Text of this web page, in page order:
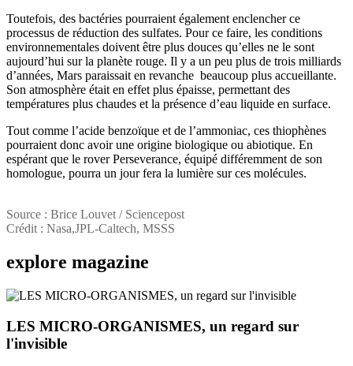
Toutefois, des bactéries pourraient également enclencher ce
processus de réduction des sulfates. Pour ce faire, les conditions
environnementales doivent être plus douces qu’elles ne le sont
aujourd’hui sur la planète rouge. Il y a un peu plus de trois milliards
d’années, Mars paraissait en revanche beaucoup plus accueillante.
Son atmosphère était en effet plus épaisse, permettant des
températures plus chaudes et la présence d’eau liquide en surface.
Tout comme l’acide benzoïque et de l’ammoniac, ces thiophènes
pourraient donc avoir une origine biologique ou abiotique. En
espérant que le rover Perseverance, équipé différemment de son
homologue, pourra un jour fera la lumière sur ces molécules.
Source : Brice Louvet / Sciencepost
Crédit : Nasa,JPL-Caltech, MSSS
explore magazine
LES MICRO-ORGANISMES, un regard sur
l'invisible